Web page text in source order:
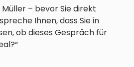
Müller – bevor Sie direkt
Ihnen, dass Sie in
ob dieses Gespräch für